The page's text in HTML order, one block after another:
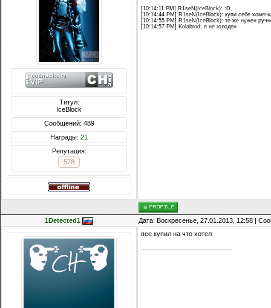
Титул:
IceBlock
Сообщений: 489
Награды: 21
Репутация:
578
[10:14:11 PM] R1seN(IceBlock): :D
[10:14:44 PM] R1seN(IceBlock): купи себе
[10:14:55 PM] R1seN(IceBlock): те же нужен
[10:14:57 PM] Kolabrod: я не голоден
1Detected1 Дата: Воскресенье, 27.01.2013, 12:58 |
все купил на что хотел